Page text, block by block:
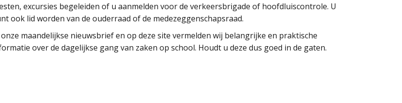
excursies begeleiden of u aanmelden voor de verkeersbrigade of hoofdluiscontrole. U
ook lid worden van de ouderraad of de medezeggenschapsraad.
maandelijkse nieuwsbrief en op deze site vermelden wij belangrijke en praktische
over de dagelijkse gang van zaken op school. Houdt u deze dus goed in de gaten.